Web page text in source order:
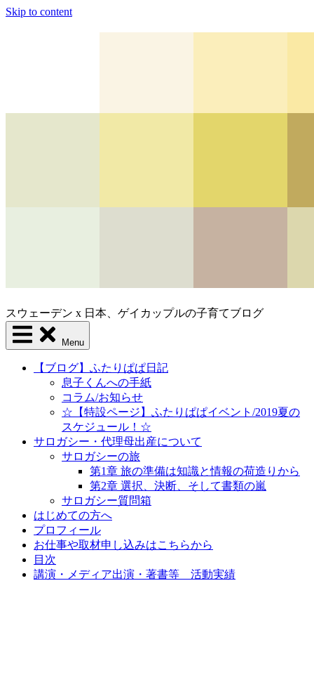
Skip to content
スウェーデン x 日本、ゲイカップルの子育てブログ
Menu
【ブログ】ふたりぱぱ日記
息子くんへの手紙
コラム/お知らせ
☆【特設ページ】ふたりぱぱイベント/2019夏の
スケジュール！☆
サロガシー・代理母出産について
サロガシーの旅
第1章 旅の準備は知識と情報の荷造りから
第2章 選択、決断、そして書類の嵐
サロガシー質問箱
はじめての方へ
プロフィール
お仕事や取材申し込みはこちらから
目次
講演・メディア出演・著書等 活動実績